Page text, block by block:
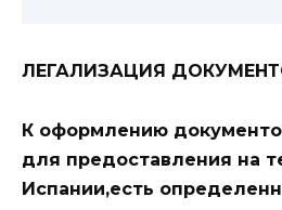
ЛЕГАЛИЗАЦИЯ
К оформлению
для предоставления на
Испании,есть